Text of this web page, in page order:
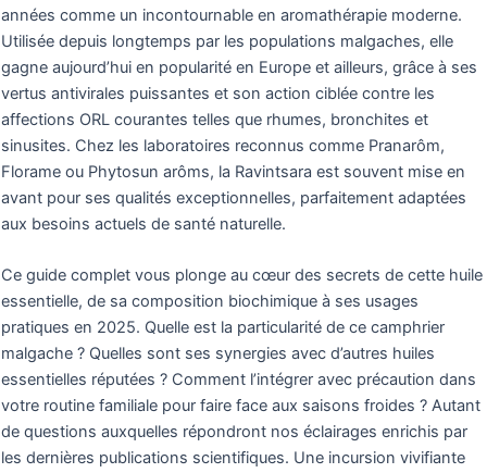
années comme un incontournable en aromathérapie moderne.
Utilisée depuis longtemps par les populations malgaches, elle
gagne aujourd’hui en popularité en Europe et ailleurs, grâce à ses
vertus antivirales puissantes et son action ciblée contre les
affections ORL courantes telles que rhumes, bronchites et
sinusites. Chez les laboratoires reconnus comme Pranarôm,
Florame ou Phytosun arôms, la Ravintsara est souvent mise en
avant pour ses qualités exceptionnelles, parfaitement adaptées
aux besoins actuels de santé naturelle.
Ce guide complet vous plonge au cœur des secrets de cette huile
essentielle, de sa composition biochimique à ses usages
pratiques en 2025. Quelle est la particularité de ce camphrier
malgache ? Quelles sont ses synergies avec d’autres huiles
essentielles réputées ? Comment l’intégrer avec précaution dans
votre routine familiale pour faire face aux saisons froides ? Autant
de questions auxquelles répondront nos éclairages enrichis par
les dernières publications scientifiques. Une incursion vivifiante